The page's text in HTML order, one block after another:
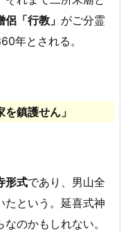
「行教」 がご分霊
年とされる。
鎮護せん」
形式であり、男山全
たという。延喜式神
のかもしれない。